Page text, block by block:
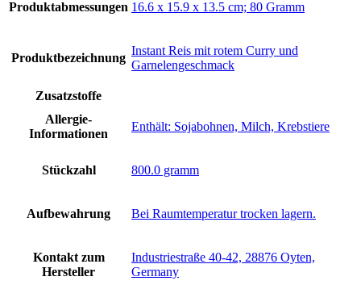
Produktabmessungen ‎16.6 x 15.9 x 13.5 cm; 80 Gramm
Produktbezeichnung
‎Instant Reis mit rotem Curry und
Garnelengeschmack
Zusatzstoffe
Allergie-
Informationen
‎Enthält: Sojabohnen, Milch, Krebstiere
Stückzahl ‎800.0 gramm
Aufbewahrung ‎Bei Raumtemperatur trocken lagern.
Kontakt zum
Hersteller
‎Industriestraße 40-42, 28876 Oyten,
Germany